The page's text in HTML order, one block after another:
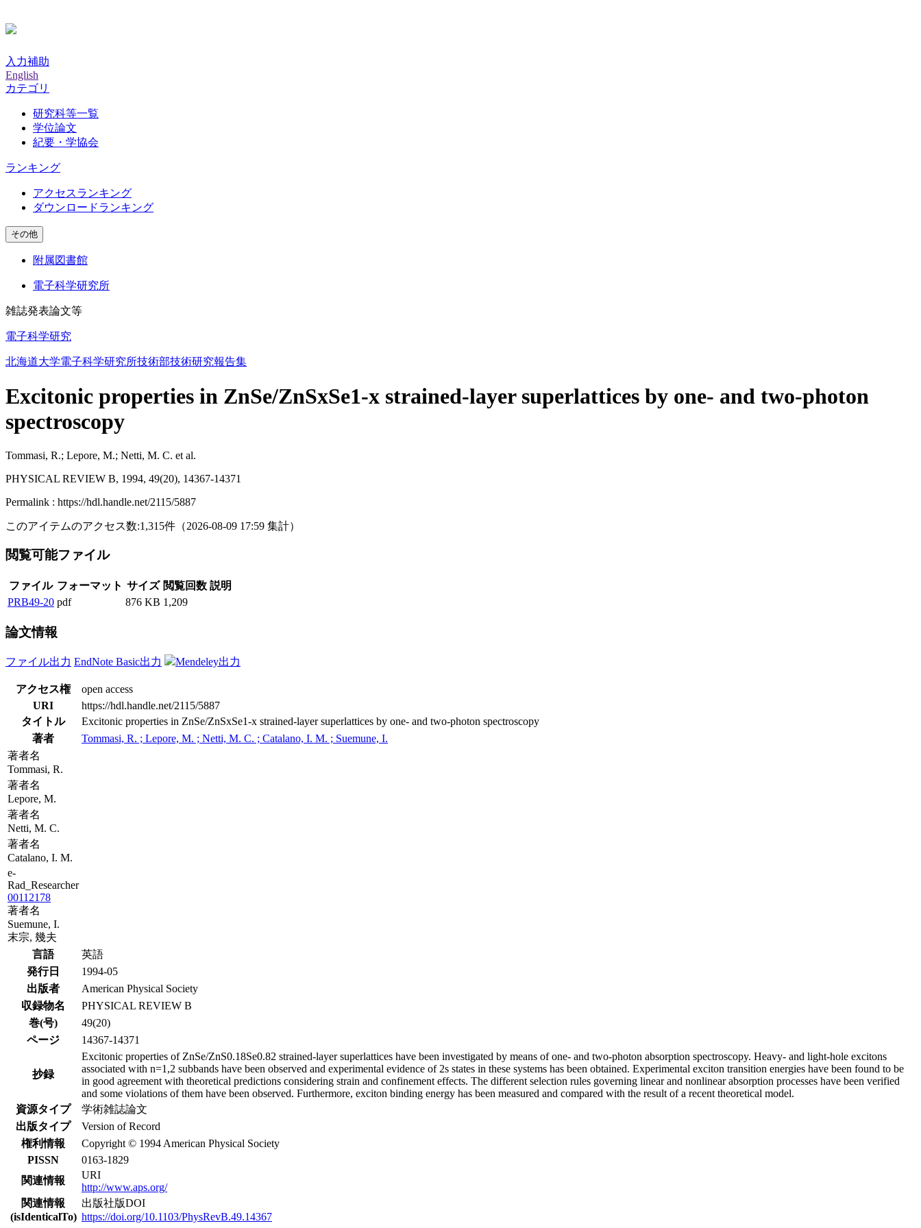
入力補助
English
カテゴリ
研究科等一覧
学位論文
紀要・学協会
ランキング
アクセスランキング
ダウンロードランキング
その他
附属図書館
電子科学研究所
雑誌発表論文等
電子科学研究
北海道大学電子科学研究所技術部技術研究報告集
Excitonic properties in ZnSe/ZnSxSe1-x strained-layer superlattices by one- and two-photon
spectroscopy
Tommasi, R.; Lepore, M.; Netti, M. C. et al.
PHYSICAL REVIEW B, 1994, 49(20), 14367-14371
Permalink : https://hdl.handle.net/2115/5887
このアイテムのアクセス数:1,315件 （2026-08-09 17:59 集計）
閲覧可能ファイル
ファイル フォーマット サイズ 閲覧回数 説明
PRB49-20 pdf 876 KB 1,209
論文情報
ファイル出力 EndNote Basic出力 Mendeley出力
アクセス権
open access
URI
https://hdl.handle.net/2115/5887
タイトル
Excitonic properties in ZnSe/ZnSxSe1-x strained-layer superlattices by one- and two-photon spectroscopy
著者
Tommasi, R. ; Lepore, M. ; Netti, M. C. ; Catalano, I. M. ; Suemune, I.
著者名
Tommasi, R.
著者名
Lepore, M.
著者名
Netti, M. C.
著者名
Catalano, I. M.
e-
Rad_Researcher
00112178
著者名
Suemune, I.
末宗, 幾夫
言語
英語
発行日
1994-05
出版者
American Physical Society
収録物名
PHYSICAL REVIEW B
巻(号)
49(20)
ページ
14367-14371
抄録
Excitonic properties of ZnSe/ZnS0.18Se0.82 strained-layer superlattices have been investigated by means of one- and two-photon absorption spectroscopy. Heavy- and light-hole excitons
associated with n=1,2 subbands have been observed and experimental evidence of 2s states in these systems has been obtained. Experimental exciton transition energies have been found to be
in good agreement with theoretical predictions considering strain and confinement effects. The different selection rules governing linear and nonlinear absorption processes have been verified
and some violations of them have been observed. Furthermore, exciton binding energy has been measured and compared with the result of a recent theoretical model.
資源タイプ
学術雑誌論文
出版タイプ
Version of Record
権利情報
Copyright © 1994 American Physical Society
PISSN
0163-1829
関連情報
URI
http://www.aps.org/
関連情報
(isIdenticalTo)
出版社版DOI
https://doi.org/10.1103/PhysRevB.49.14367